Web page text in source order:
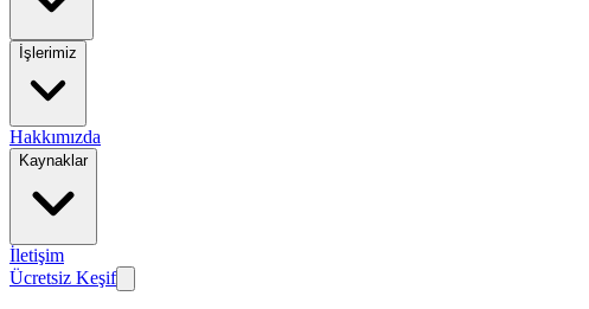
İşlerimiz
Hakkımızda
Kaynaklar
İletişim
Ücretsiz Keşif